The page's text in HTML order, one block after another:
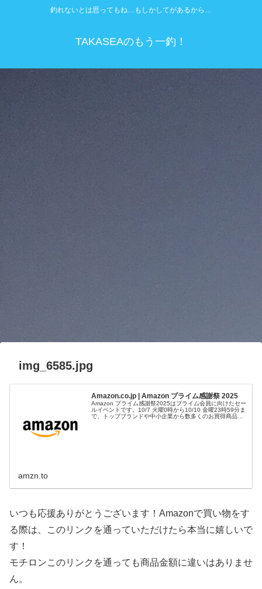
釣れないとは思ってもね…もしかしてがあるから…
TAKASEAのもう一釣！
img_6585.jpg
Amazon.co.jp | Amazon プライム感謝祭 2025
Amazon プライム感謝祭2025はプライム会員に向けたセー
ルイベントです。10/7 火曜0時から10/10 金曜23時59分ま
で、トップブランドや中小企業から数多くのお買得商品が
amzn.to
いつも応援ありがとうございます！Amazonで買い物をす
る際は、このリンクを通っていただけたら本当に嬉しいで
す！
モチロンこのリンクを通っても商品金額に違いはありませ
ん。